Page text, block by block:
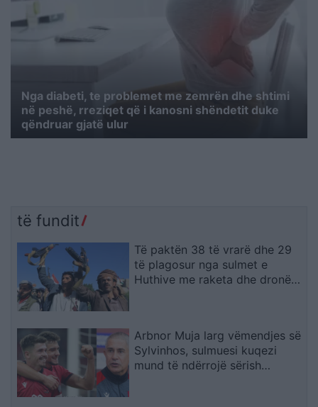
Nga diabeti, te problemet me zemrën dhe shtimi
në peshë, rreziqet që i kanosni shëndetit duke
qëndruar gjatë ulur
të fundit
Të paktën 38 të vrarë dhe 29
të plagosur nga sulmet e
Huthive me raketa dhe dronë
Arbnor Muja larg vëmendjes së
Sylvinhos, sulmuesi kuqezi
mund të ndërrojë sërish